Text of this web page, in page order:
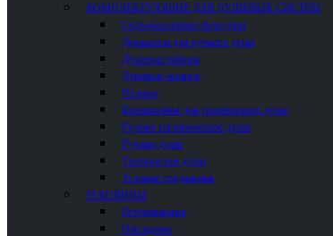
КОМПЛЕКТУЮЩИЕ ДЛЯ ДУШЕВЫХ СИСТЕМ
Гидромассажные форсунки
Держатели для ручного душа
Душевые наборы
Душевые шланги
Изливы
Кронштейны для тропического душа
Ручные гигиенические души
Ручные души
Тропические души
Угловые соединения
РАКОВИНЫ
Встраиваемые
Накладные